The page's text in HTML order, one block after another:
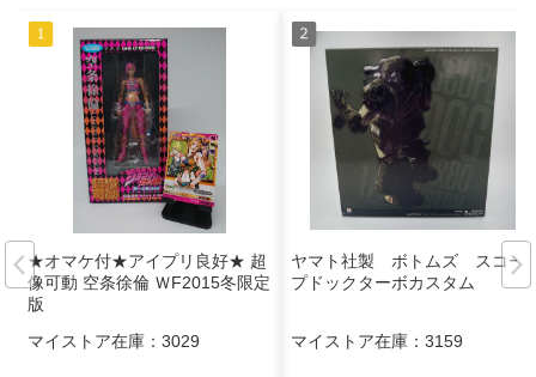
★オマケ付★アイプリ良好★ 超
像可動 空条徐倫 ＷF2015冬限定
版
マイストア在庫： 3029
ヤマト社製 ボトムズ スコー
プドックターボカスタム
マイストア在庫： 3159